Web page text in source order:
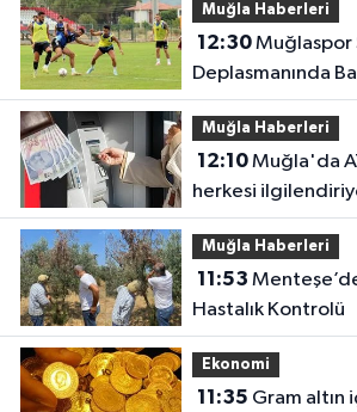
Muğla Haberleri
12:30Muğlaspor Sezona Sarıyer
Deplasmanında
Muğla Haberleri
12:10Muğla'da ATM kullanan
herkesi
düzen
Muğla Haberleri
11:53
Hastalık Kontrolü
Ekonomi
11:35